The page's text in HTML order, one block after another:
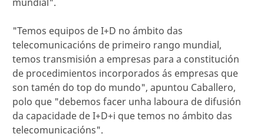
"Temos equipos de I+D no ámbito das
telecomunicacións de primeiro rango mundial,
temos transmisión a empresas para a constitución
de procedimientos incorporados ás empresas que
son tamén do top do mundo", apuntou Caballero,
polo que "debemos facer unha laboura de difusión
da capacidade de I+D+i que temos no ámbito das
telecomunicacións".